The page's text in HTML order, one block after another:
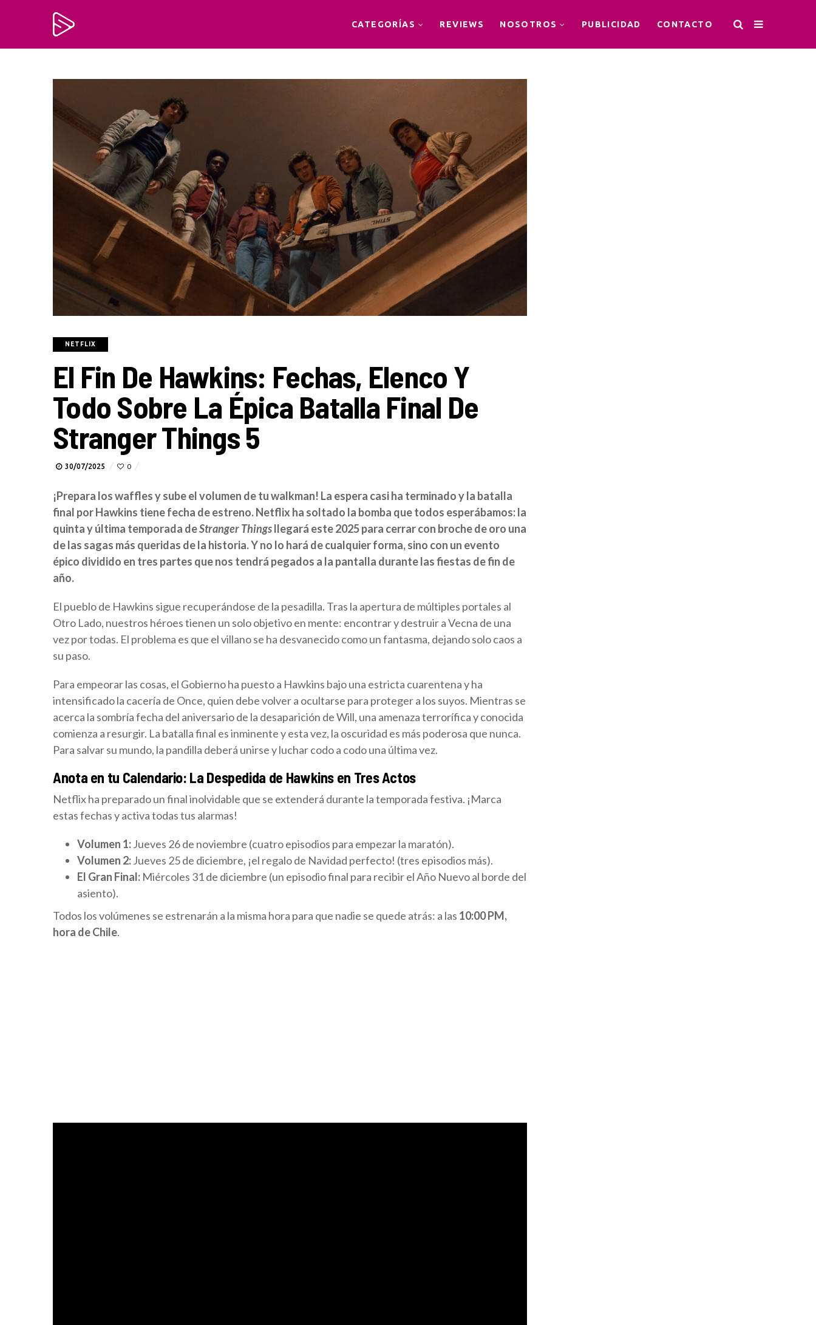
CATEGORÍAS REVIEWS NOSOTROS PUBLICIDAD CONTACTO
NETFLIX
El Fin De Hawkins: Fechas, Elenco Y
Todo Sobre La Épica Batalla Final De
Stranger Things 5
30/07/2025 0
¡Prepara los waffles y sube el volumen de tu walkman! La espera casi ha terminado y la batalla
final por Hawkins tiene fecha de estreno. Netflix ha soltado la bomba que todos esperábamos: la
quinta y última temporada deStranger Thingsllegará este 2025 para cerrar con broche de oro una
de las sagas más queridas de la historia. Y no lo hará de cualquier forma, sino con un evento
épico dividido en tres partes que nos tendrá pegados a la pantalla durante las fiestas de fin de
año.
El pueblo de Hawkins sigue recuperándose de la pesadilla. Tras la apertura de múltiples portales al
Otro Lado, nuestros héroes tienen un solo objetivo en mente: encontrar y destruir a Vecna de una
vez por todas. El problema es que el villano se ha desvanecido como un fantasma, dejando solo caos a
su paso.
Para empeorar las cosas, el Gobierno ha puesto a Hawkins bajo una estricta cuarentena y ha
intensificado la cacería de Once, quien debe volver a ocultarse para proteger a los suyos. Mientras se
acerca la sombría fecha del aniversario de la desaparición de Will, una amenaza terrorífica y conocida
comienza a resurgir. La batalla final es inminente y esta vez, la oscuridad es más poderosa que nunca.
Para salvar su mundo, la pandilla deberá unirse y luchar codo a codo una última vez.
Anota en tu Calendario: La Despedida de Hawkins en Tres Actos
Netflix ha preparado un final inolvidable que se extenderá durante la temporada festiva. ¡Marca
estas fechas y activa todas tus alarmas!
Volumen 1:Jueves 26 de noviembre (cuatro episodios para empezar la maratón).
Volumen 2:Jueves 25 de diciembre, ¡el regalo de Navidad perfecto! (tres episodios más).
El Gran Final: Miércoles 31 de diciembre (un episodio final para recibir el Año Nuevo al borde del
asiento).
Todos los volúmenes se estrenarán a la misma hora para que nadie se quede atrás: a las 10:00 PM,
hora de Chile.